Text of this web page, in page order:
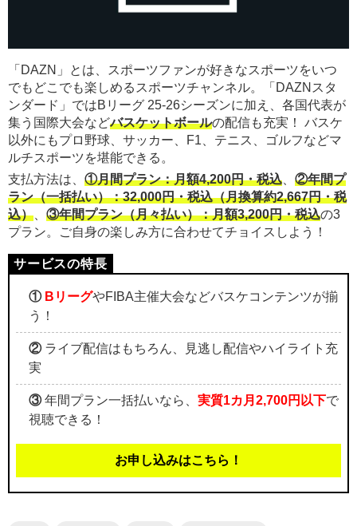
「DAZN」とは、スポーツファンが好きなスポーツをいつ
でもどこでも楽しめるスポーツチャンネル。「DAZNスタ
ンダード」ではBリーグ 25-26シーズンに加え、各国代表が
集う国際大会などバスケットボールの配信も充実！ バスケ
以外にもプロ野球、サッカー、F1、テニス、ゴルフなどマ
ルチスポーツを堪能できる。
支払方法は、 ①月間プラン：月額4,200円・税込、 ②年間プ
ラン（一括払い）：32,000円・税込（月換算約2,667円・税
込）、 ③年間プラン（月々払い）：月額3,200円・税込の3
プラン。ご自身の楽しみ方に合わせてチョイスしよう！
① BリーグやFIBA主催大会などバスケコンテンツが揃
う！
②ライブ配信はもちろん、見逃し配信やハイライト充
実
③年間プラン一括払いなら、 実質1カ月2,700円以下で
視聴できる！
お申し込みはこちら！